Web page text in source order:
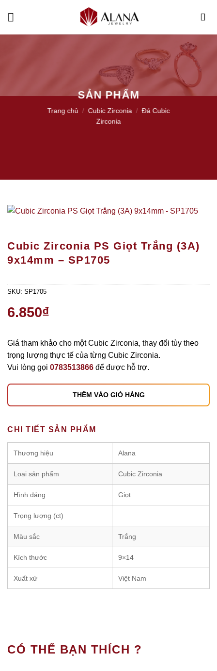
SẢN PHẨM
Trang chủ / Cubic Zirconia / Đá Cubic
Zirconia
Cubic Zirconia PS Giọt Trắng (3A)
9x14mm – SP1705
SKU: SP1705
6.850₫
Giá tham khảo cho một Cubic Zirconia, thay đổi tùy theo
trọng lượng thực tế của từng Cubic Zirconia.
Vui lòng gọi 0783513866 để được hỗ trợ.
THÊM VÀO GIỎ HÀNG
CHI TIẾT SẢN PHẨM
Thương hiệu Alana
Loại sản phẩm Cubic Zirconia
Hình dáng Giọt
Trọng lượng (ct)
Màu sắc Trắng
Kích thước 9×14
Xuất xứ Việt Nam
CÓ THỂ BẠN THÍCH ?